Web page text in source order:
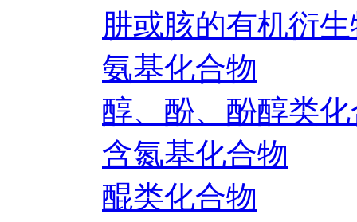
肼或胲的有机衍
氨基化合物
醇、酚、酚醇类
含氮基化合物
醌类化合物